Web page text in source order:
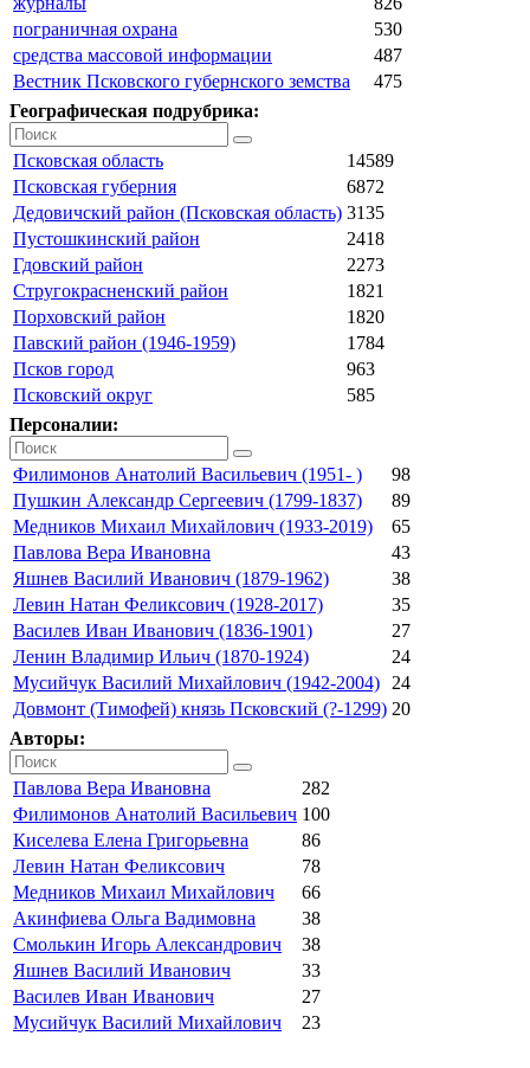
пограничная охрана
530
средства массовой информации
487
Вестник Псковского губернского земства
475
Географическая подрубрика:
Псковская область
14589
Псковская губерния
6872
Дедовичский район (Псковская область) 3135
Пустошкинский район
2418
Гдовский район
2273
Стругокрасненский район
1821
Порховский район
1820
Павский район (1946-1959)
1784
Псков город
963
Псковский округ
585
Персоналии:
Филимонов Анатолий Васильевич (1951- )
98
Пушкин Александр Сергеевич (1799-1837)
89
Медников Михаил Михайлович (1933-2019)
65
Павлова Вера Ивановна
43
Яшнев Василий Иванович (1879-1962)
38
Левин Натан Феликсович (1928-2017)
35
Василев Иван Иванович (1836-1901)
27
Ленин Владимир Ильич (1870-1924)
24
Мусийчук Василий Михайлович (1942-2004)
24
Довмонт (Тимофей) князь Псковский (?-1299) 20
Авторы:
Павлова Вера Ивановна
282
Филимонов Анатолий Васильевич 100
Киселева Елена Григорьевна
86
Левин Натан Феликсович
78
Медников Михаил Михайлович
66
Акинфиева Ольга Вадимовна
38
Смолькин Игорь Александрович
38
Яшнев Василий Иванович
33
Василев Иван Иванович
27
Мусийчук Василий Михайлович
23